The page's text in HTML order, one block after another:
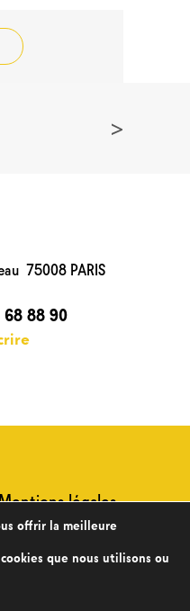
>
75008 PARIS
88 90
légales
Politique de
données
offrir la meilleure
que nous utilisons ou